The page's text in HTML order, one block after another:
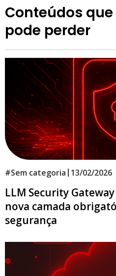
Conteúdos
pode perder
#Sem categoria | 13/02/2026
LLM Security
nova camada
segurança